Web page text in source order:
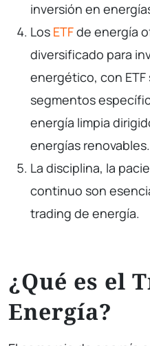
inversión en
Los ETFde energía
diversificado para
energético, con
segmentos
energía limpia
energías renovables.
La disciplina, la
continuo son
trading de energía.
¿Qué es el
Energía?